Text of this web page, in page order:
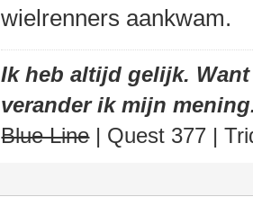
wielrenners aankwam.
Ik heb altijd gelijk.
verander ik mijn
Blue Line| Quest 377 |